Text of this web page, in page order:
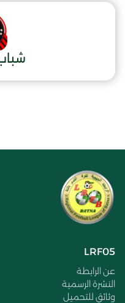
LRF05
عن الرابطة
النشرة الرسمية
وثائق للتحميل